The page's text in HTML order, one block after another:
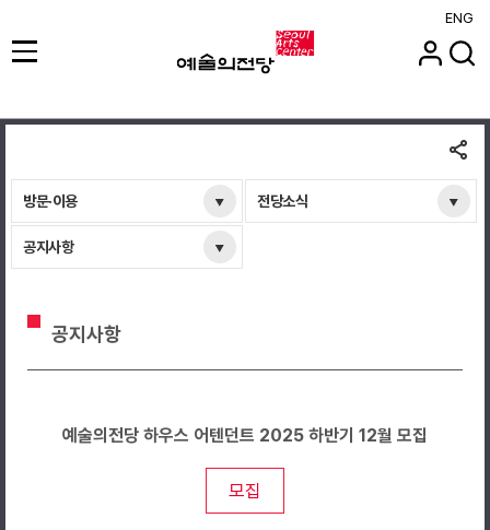
ENG
방문·이용 전당소식
공지사항
공지사항
예술의전당 하우스 어텐던트 2025 하반기 12월 모집
모집